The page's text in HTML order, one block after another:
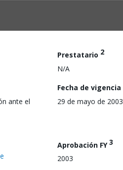
Prestatario 2
N/A
ante el
Fecha de vigencia
29 de mayo de 2003
Aprobación FY3
2003